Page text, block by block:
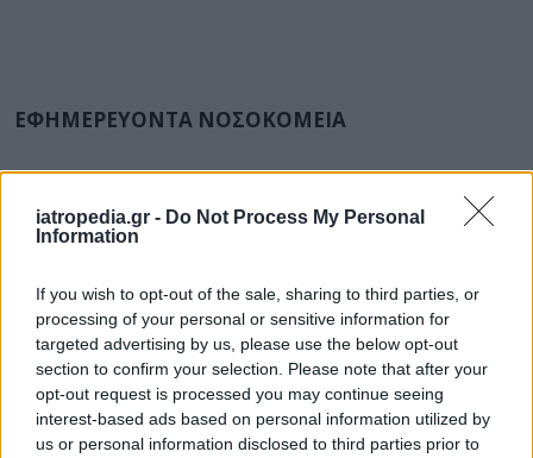
iatropedia.gr - Do Not Process My Personal
Information
If you wish to opt-out of the sale, sharing to third parties, or
processing of your personal or sensitive information for
targeted advertising by us, please use the below opt-out
section to confirm your selection. Please note that after your
opt-out request is processed you may continue seeing
interest-based ads based on personal information utilized by
us or personal information disclosed to third parties prior to
ΕΦΗΜΕΡΕΥΟΝΤΑ ΝΟΣΟΚΟΜΕΙΑ